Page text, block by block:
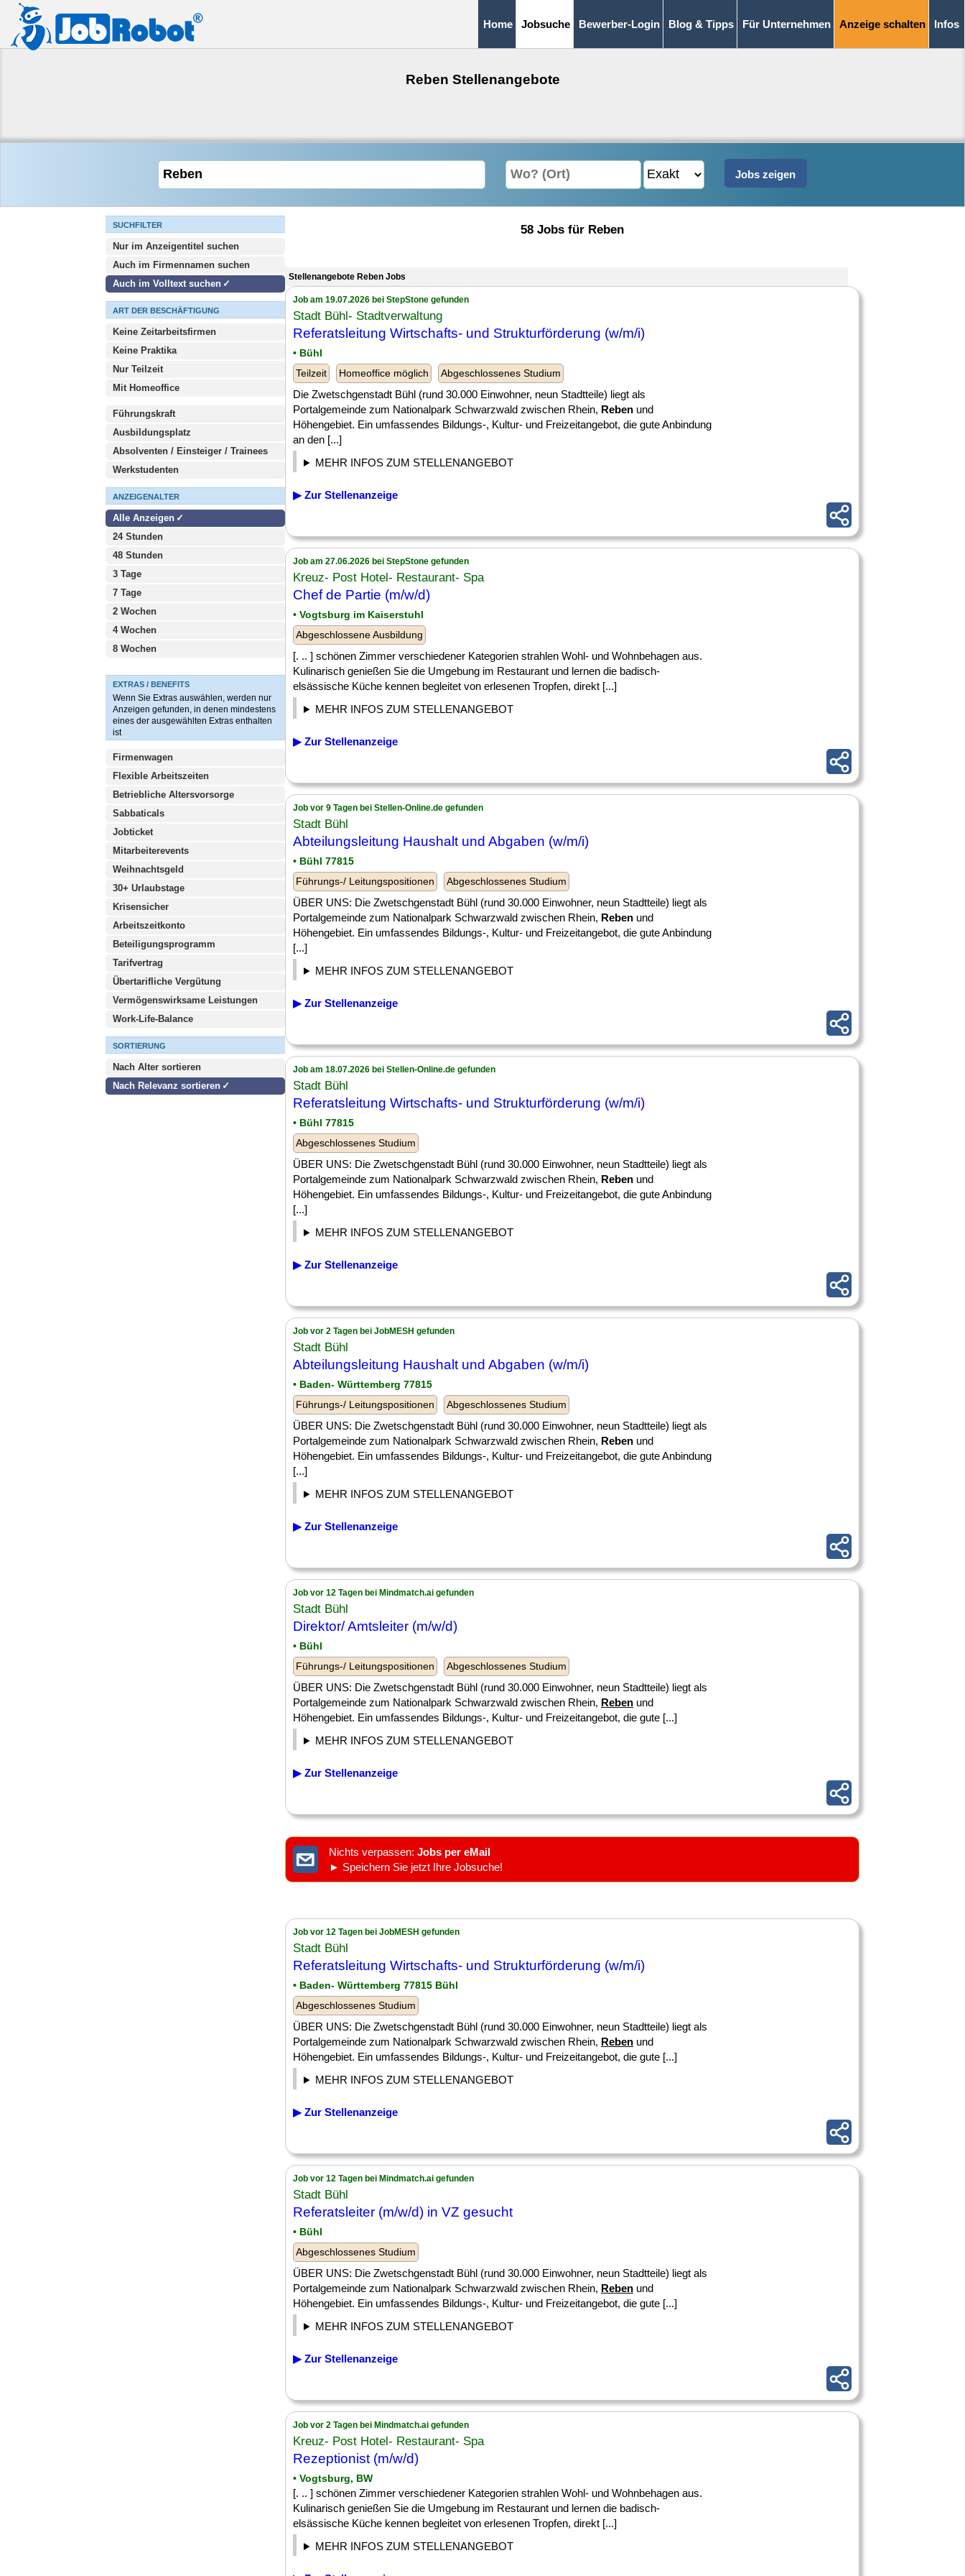
Home Jobsuche Bewerber-Login Blog & Tipps Für Unternehmen Anzeige schalten Infos
Reben Stellenangebote
SUCHFILTER
Nur im Anzeigentitel suchen
Auch im Firmennamen suchen
Auch im Volltext suchen
ART DER BESCHÄFTIGUNG
Keine Zeitarbeitsfirmen
Keine Praktika
Nur Teilzeit
Mit Homeoffice
Führungskraft
Ausbildungsplatz
Absolventen / Einsteiger / Trainees
Werkstudenten
ANZEIGENALTER
Alle Anzeigen
24 Stunden
48 Stunden
3 Tage
7 Tage
2 Wochen
4 Wochen
8 Wochen
EXTRAS / BENEFITS
Wenn Sie Extras auswählen, werden nur
Anzeigen gefunden, in denen mindestens
eines der ausgewählten Extras enthalten
ist
Firmenwagen
Flexible Arbeitszeiten
Betriebliche Altersvorsorge
Sabbaticals
Jobticket
Mitarbeiterevents
Weihnachtsgeld
30+ Urlaubstage
Krisensicher
Arbeitszeitkonto
Beteiligungsprogramm
Tarifvertrag
Übertarifliche Vergütung
Vermögenswirksame Leistungen
Work-Life-Balance
SORTIERUNG
Nach Alter sortieren
Nach Relevanz sortieren
58 Jobs für Reben
Stellenangebote Reben Jobs
Job am 19.07.2026 bei StepStone gefunden
Stadt Bühl- Stadtverwaltung
Referatsleitung Wirtschafts- und Strukturförderung (w/m/i)
• Bühl
Teilzeit
Homeoffice möglich Abgeschlossenes Studium
Die Zwetschgenstadt Bühl (rund 30.000 Einwohner, neun Stadtteile) liegt als
Portalgemeinde zum Nationalpark Schwarzwald zwischen Rhein, Reben und
Höhengebiet. Ein umfassendes Bildungs-, Kultur- und Freizeitangebot, die gute Anbindung
an den [...]
MEHR INFOS ZUM STELLENANGEBOT
▶ Zur Stellenanzeige
Job am 27.06.2026 bei StepStone gefunden
Kreuz- Post Hotel- Restaurant- Spa
Chef de Partie (m/w/d)
• Vogtsburg im Kaiserstuhl
Abgeschlossene Ausbildung
[. .. ] schönen Zimmer verschiedener Kategorien strahlen Wohl- und Wohnbehagen aus.
Kulinarisch genießen Sie die Umgebung im Restaurant und lernen die badisch-
elsässische Küche kennen begleitet von erlesenen Tropfen, direkt [...]
MEHR INFOS ZUM STELLENANGEBOT
▶ Zur Stellenanzeige
Job vor 9 Tagen bei Stellen-Online.de gefunden
Stadt Bühl
Abteilungsleitung Haushalt und Abgaben (w/m/i)
• Bühl 77815
Führungs-/ Leitungspositionen
Abgeschlossenes Studium
ÜBER UNS: Die Zwetschgenstadt Bühl (rund 30.000 Einwohner, neun Stadtteile) liegt als
Portalgemeinde zum Nationalpark Schwarzwald zwischen Rhein, Reben und
Höhengebiet. Ein umfassendes Bildungs-, Kultur- und Freizeitangebot, die gute Anbindung
[...]
MEHR INFOS ZUM STELLENANGEBOT
▶ Zur Stellenanzeige
Job am 18.07.2026 bei Stellen-Online.de gefunden
Stadt Bühl
Referatsleitung Wirtschafts- und Strukturförderung (w/m/i)
• Bühl 77815
Abgeschlossenes Studium
ÜBER UNS: Die Zwetschgenstadt Bühl (rund 30.000 Einwohner, neun Stadtteile) liegt als
Portalgemeinde zum Nationalpark Schwarzwald zwischen Rhein, Reben und
Höhengebiet. Ein umfassendes Bildungs-, Kultur- und Freizeitangebot, die gute Anbindung
[...]
MEHR INFOS ZUM STELLENANGEBOT
▶ Zur Stellenanzeige
Job vor 2 Tagen bei JobMESH gefunden
Stadt Bühl
Abteilungsleitung Haushalt und Abgaben (w/m/i)
• Baden- Württemberg 77815
Führungs-/ Leitungspositionen
Abgeschlossenes Studium
ÜBER UNS: Die Zwetschgenstadt Bühl (rund 30.000 Einwohner, neun Stadtteile) liegt als
Portalgemeinde zum Nationalpark Schwarzwald zwischen Rhein, Reben und
Höhengebiet. Ein umfassendes Bildungs-, Kultur- und Freizeitangebot, die gute Anbindung
[...]
MEHR INFOS ZUM STELLENANGEBOT
▶ Zur Stellenanzeige
Job vor 12 Tagen bei Mindmatch.ai gefunden
Stadt Bühl
Direktor/ Amtsleiter (m/w/d)
• Bühl
Führungs-/ Leitungspositionen
Abgeschlossenes Studium
ÜBER UNS: Die Zwetschgenstadt Bühl (rund 30.000 Einwohner, neun Stadtteile) liegt als
Portalgemeinde zum Nationalpark Schwarzwald zwischen Rhein, Reben und
Höhengebiet. Ein umfassendes Bildungs-, Kultur- und Freizeitangebot, die gute [...]
MEHR INFOS ZUM STELLENANGEBOT
▶ Zur Stellenanzeige
Nichts verpassen: Jobs per eMail
► Speichern Sie jetzt Ihre Jobsuche!
Job vor 12 Tagen bei JobMESH gefunden
Stadt Bühl
Referatsleitung Wirtschafts- und Strukturförderung (w/m/i)
• Baden- Württemberg 77815 Bühl
Abgeschlossenes Studium
ÜBER UNS: Die Zwetschgenstadt Bühl (rund 30.000 Einwohner, neun Stadtteile) liegt als
Portalgemeinde zum Nationalpark Schwarzwald zwischen Rhein, Reben und
Höhengebiet. Ein umfassendes Bildungs-, Kultur- und Freizeitangebot, die gute [...]
MEHR INFOS ZUM STELLENANGEBOT
▶ Zur Stellenanzeige
Job vor 12 Tagen bei Mindmatch.ai gefunden
Stadt Bühl
Referatsleiter (m/w/d) in VZ gesucht
• Bühl
Abgeschlossenes Studium
ÜBER UNS: Die Zwetschgenstadt Bühl (rund 30.000 Einwohner, neun Stadtteile) liegt als
Portalgemeinde zum Nationalpark Schwarzwald zwischen Rhein, Reben und
Höhengebiet. Ein umfassendes Bildungs-, Kultur- und Freizeitangebot, die gute [...]
MEHR INFOS ZUM STELLENANGEBOT
▶ Zur Stellenanzeige
Job vor 2 Tagen bei Mindmatch.ai gefunden
Kreuz- Post Hotel- Restaurant- Spa
Rezeptionist (m/w/d)
• Vogtsburg, BW
[. .. ] schönen Zimmer verschiedener Kategorien strahlen Wohl- und Wohnbehagen aus.
Kulinarisch genießen Sie die Umgebung im Restaurant und lernen die badisch-
elsässische Küche kennen begleitet von erlesenen Tropfen, direkt [...]
MEHR INFOS ZUM STELLENANGEBOT